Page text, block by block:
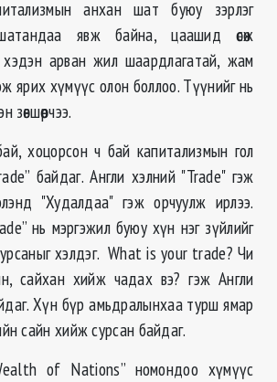
анхан шат буюу зэрлэг
явж байна, цаашид өсөж
хэдэн арван жил шаардлагатай, жам
ярих хүмүүс олон боллоо. Түүнийг нь
хоцорсон ч бай капитализмын гол
байдаг. Англи хэлний "Trade" гэж
"Худалдаа" гэж орчуулж ирлээ.
нь мэргэжил буюу хүн нэг зүйлийг
хэлдэг. What is your trade? Чи
сайхан хийж чадах вэ? гэж Англи
Хүн бүр амьдралынхаа турш ямар
сайн хийж сурсан байдаг.
of Nations” номондоо хүмүүс